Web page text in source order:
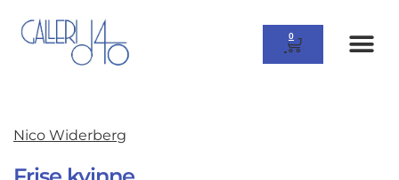
0
Nico Widerberg